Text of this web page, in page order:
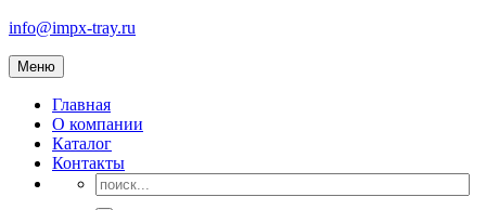
info@impx-tray.ru
Меню
Главная
О компании
Каталог
Контакты